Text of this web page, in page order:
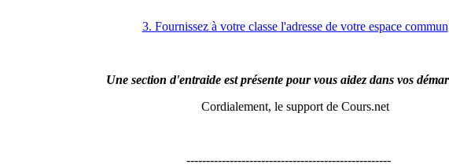
3. Fournissez à votre classe l'adresse de votre espace commun
Une section d'entraide est présente pour vous aidez dans vos
Cordialement, le support de Cours.net
----------------------------------------------------